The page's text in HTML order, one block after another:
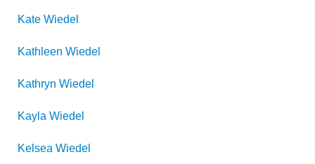
Kate Wiedel
Kathleen Wiedel
Kathryn Wiedel
Kayla Wiedel
Kelsea Wiedel